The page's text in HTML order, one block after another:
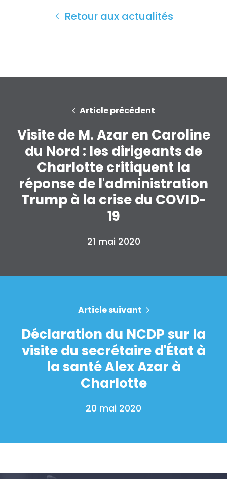
Accueil
Shop
Take Back the Courts
Travailler avec nous
Presse
Votre fête
Action
Vote
Faire un don
Retour aux actualités
Article précédent
Visite de M. Azar en Caroline
du Nord : les dirigeants de
Charlotte critiquent la
réponse de l'administration
Trump à la crise du COVID-
19
21 mai 2020
Article suivant
Déclaration du NCDP sur la
visite du secrétaire d'État à
la santé Alex Azar à
Charlotte
20 mai 2020